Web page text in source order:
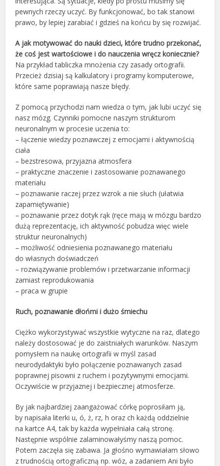
pewnych rzeczy uczyć. By funkcjonować, bo tak stanowi
prawo, by lepiej zarabiać i gdzieś na końcu by się rozwijać.
A jak motywować do nauki dzieci, które trudno przekonać,
że coś jest wartościowe i do nauczenia wręcz koniecznie?
Na przykład tabliczka mnożenia czy zasady ortografii.
Przecież dzisiaj są kalkulatory i programy komputerowe,
które same poprawiają nasze błędy.
Z pomocą przychodzi nam wiedza o tym, jak lubi uczyć się
nasz mózg. Czynniki pomocne naszym strukturom
neuronalnym w procesie uczenia to:
– łączenie wiedzy poznawczej z emocjami i aktywnością
ciała
– bezstresowa, przyjazna atmosfera
– praktyczne znaczenie i zastosowanie poznawanego
materiału
– poznawanie raczej przez wzrok a nie słuch (ułatwia
zapamiętywanie)
– poznawanie przez dotyk rąk (ręce mają w mózgu bardzo
dużą reprezentację, ich aktywność pobudza więc wiele
struktur neuronalnych)
– możliwość odniesienia poznawanego materiału
do własnych doświadczeń
– rozwiązywanie problemów i przetwarzanie informacji
zamiast reprodukowania
– praca w grupie
Ruch, poznawanie dłońmi i dużo śmiechu
Ciężko wykorzystywać wszystkie wytyczne na raz, dlatego
należy dostosować je do zaistniałych warunków. Naszym
pomysłem na naukę ortografii w myśl zasad
neurodydaktyki było połączenie poznawanych zasad
poprawnej pisowni z ruchem i pozytywnymi emocjami.
Oczywiście w przyjaznej i bezpiecznej atmosferze.
By jak najbardziej zaangażować córkę poprosiłam ją,
by napisała literki u, ó, ż, rz, h oraz ch każdą oddzielnie
na kartce A4, tak by każda wypełniała całą stronę.
Następnie wspólnie zalaminowałyśmy naszą pomoc.
Potem zaczęła się zabawa. Ja głośno wymawiałam słowo
z trudnością ortograficzną np. wóz, a zadaniem Ani było